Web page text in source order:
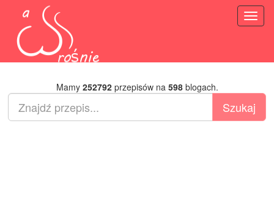
Mamy 252792przepisów na 598blogach.